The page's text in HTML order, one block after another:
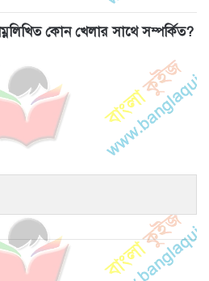
কোন খেলার সাথে সম্পর্কিত?